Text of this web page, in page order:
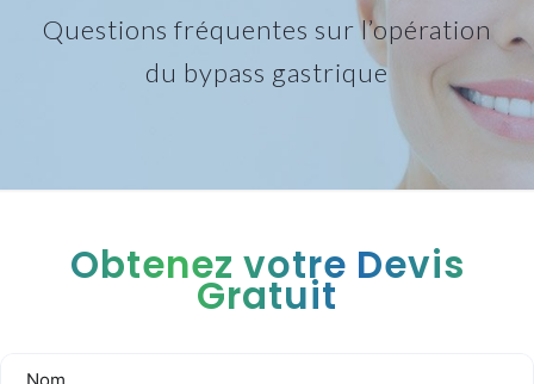
Questions fréquentes sur l’opération
du bypass gastrique
Obtenez votre Devis
Gratuit